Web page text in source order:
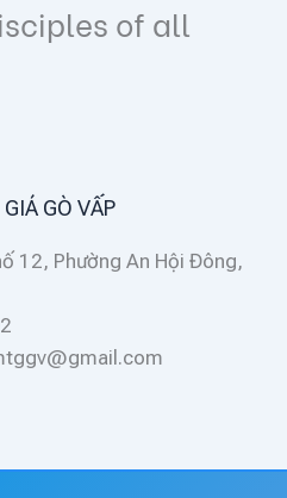
of all
GÒ VẤP
12, Phường An Hội Đông,